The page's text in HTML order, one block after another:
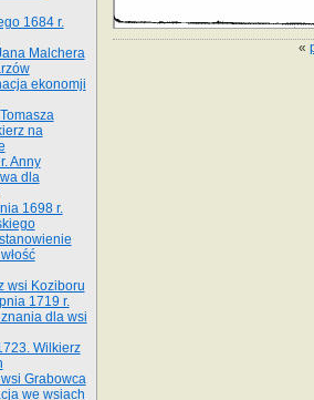
«
1684 r.
Malchera
ekonomji
na
Anny
dla
1698 r.
wsi Koziboru
1719 r.
dla wsi
Wilkierz
Grabowca
we wsiach